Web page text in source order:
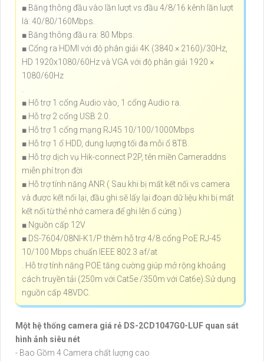
■ Băng thông đầu vào lần lượt vs đầu 4/8/16 kênh lần lượt
là: 40/80/160Mbps.
■ Băng thông đầu ra: 80 Mbps.
■ Cổng ra HDMI với độ phân giải 4K (3840 × 2160)/30Hz,
HD 1920x1080/60Hz và VGA với độ phân giải 1920 ×
1080/60Hz
■ Hỗ trợ 1 cổng Audio vào, 1 cổng Audio ra.
■ Hỗ trợ 2 cổng USB 2.0.
■ Hỗ trợ 1 cổng mạng RJ45 10/100/1000Mbps
■ Hỗ trợ 1 ổ HDD, dung lượng tối đa mỗi ổ 8TB.
■ Hỗ trợ dịch vụ Hik-connect P2P, tên miền Cameraddns
miễn phí trọn đời
■ Hỗ trợ tính năng ANR ( Sau khi bị mất kết nối vs camera
và được kết nối lại, đầu ghi sẽ lấy lại đoạn dữ liệu khi bị mất
kết nối từ thẻ nhớ camera để ghi lên ổ cứng.)
■ Nguồn cấp 12V
■ DS-7604/08NI-K1/P thêm hỗ trợ 4/8 cổng PoE RJ-45
10/100 Mbps chuẩn IEEE 802.3 af/at
. Hỗ trợ tính năng POE tăng cường giúp mở rộng khoảng
cách truyền tải (250m với Cat5e /350m với Cat6e).Sử dụng
nguồn cấp 48VDC.
Một hệ thống camera giá rẻ DS-2CD1047G0-LUF quan sát
hình ảnh siêu nét
- Bao Gồm 4 Camera chất lượng cao